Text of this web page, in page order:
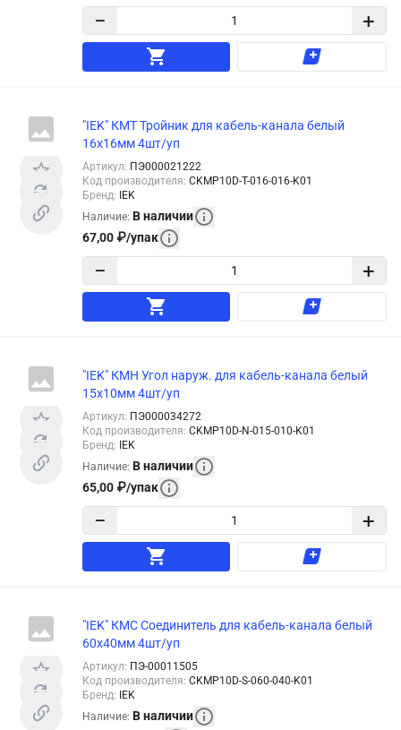
− +
"IEK" КМТ Тройник для кабель-канала белый
16x16мм 4шт/уп
Артикул: ПЭ000021222
Код производителя: CKMP10D-T-016-016-K01
Бренд: IEK
Наличие: В наличии
67,00 ₽/упак
− +
"IEK" КМН Угол наруж. для кабель-канала белый
15x10мм 4шт/уп
Артикул: ПЭ000034272
Код производителя: CKMP10D-N-015-010-K01
Бренд: IEK
Наличие: В наличии
65,00 ₽/упак
− +
"IEK" КМС Соединитель для кабель-канала белый
60x40мм 4шт/уп
Артикул: ПЭ-00011505
Код производителя: CKMP10D-S-060-040-K01
Бренд: IEK
Наличие: В наличии